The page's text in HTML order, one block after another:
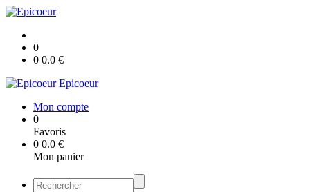
0
0 0.0 €
Epicoeur
Mon compte
0
Favoris
0 0.0 €
Mon panier